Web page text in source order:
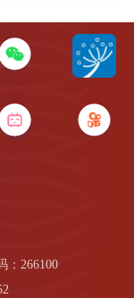
：266100